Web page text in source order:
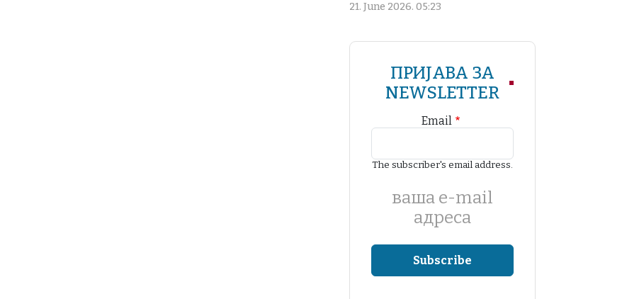
21. June 2026. 05:23
ПРИЈАВА ЗА
NEWSLETTER
Email
The subscriber's email address.
ваша е-mail
адреса